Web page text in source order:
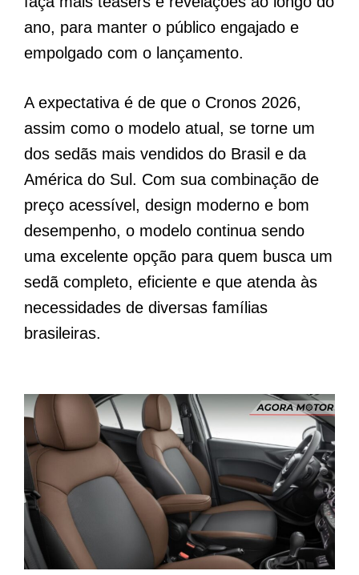
ano, para manter o público engajado e
empolgado com o lançamento.
A expectativa é de que o Cronos 2026,
assim como o modelo atual, se torne um
dos sedãs mais vendidos do Brasil e da
América do Sul. Com sua combinação de
preço acessível, design moderno e bom
desempenho, o modelo continua sendo
uma excelente opção para quem busca um
sedã completo, eficiente e que atenda às
necessidades de diversas famílias
brasileiras.